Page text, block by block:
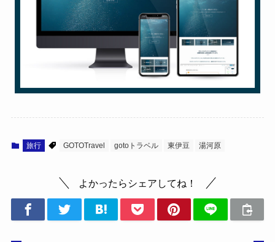
旅行 GOTOTravel gotoトラベル 東伊豆 湯河原
よかったらシェアしてね！